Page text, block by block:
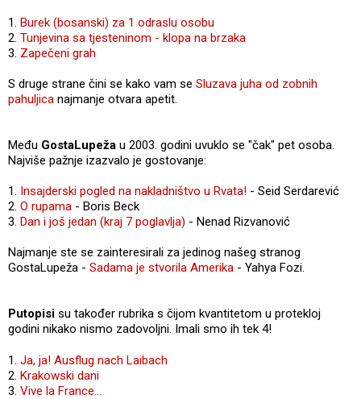
1. Burek (bosanski) za 1 odraslu osobu
2. Tunjevina sa tjesteninom - klopa na brzaka
3. Zapečeni grah
S druge strane čini se kako vam se Sluzava juha od zobnih
pahuljica najmanje otvara apetit.
Među GostaLupeža u 2003. godini uvuklo se "čak" pet osoba.
Najviše pažnje izazvalo je gostovanje:
1. Insajderski pogled na nakladništvo u Rvata! - Seid Serdarević
2. O rupama - Boris Beck
3. Dan i još jedan (kraj 7 poglavlja) - Nenad Rizvanović
Najmanje ste se zainteresirali za jedinog našeg stranog
GostaLupeža - Sadama je stvorila Amerika - Yahya Fozi.
Putopisi su također rubrika s čijom kvantitetom u protekloj
godini nikako nismo zadovoljni. Imali smo ih tek 4!
1. Ja, ja! Ausflug nach Laibach
2. Krakowski dani
3. Vive la France...